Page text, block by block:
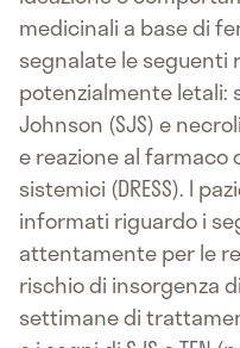
medicinali a base di
segnalate le seguenti
potenzialmente letali:
Johnson (SJS) e
e reazione al farmaco
sistemici (DRESS). I
informati riguardo i
attentamente per le
rischio di insorgenza
settimane di